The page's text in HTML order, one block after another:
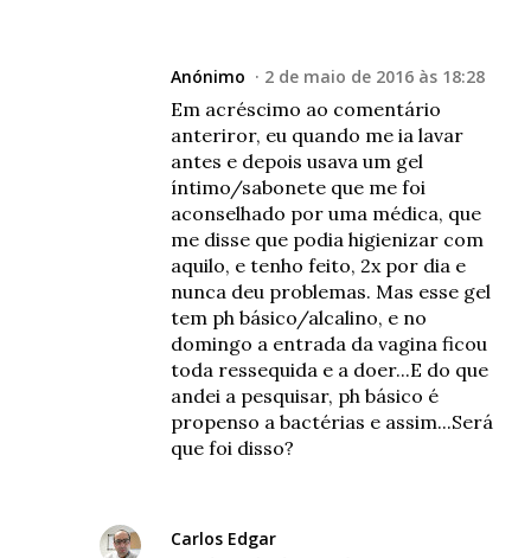
Anónimo 2 de maio de 2016 às 18:28
Em acréscimo ao comentário
anteriror, eu quando me ia lavar
antes e depois usava um gel
íntimo/sabonete que me foi
aconselhado por uma médica, que
me disse que podia higienizar com
aquilo, e tenho feito, 2x por dia e
nunca deu problemas. Mas esse gel
tem ph básico/alcalino, e no
domingo a entrada da vagina ficou
toda ressequida e a doer...E do que
andei a pesquisar, ph básico é
propenso a bactérias e assim...Será
que foi disso?
Carlos Edgar